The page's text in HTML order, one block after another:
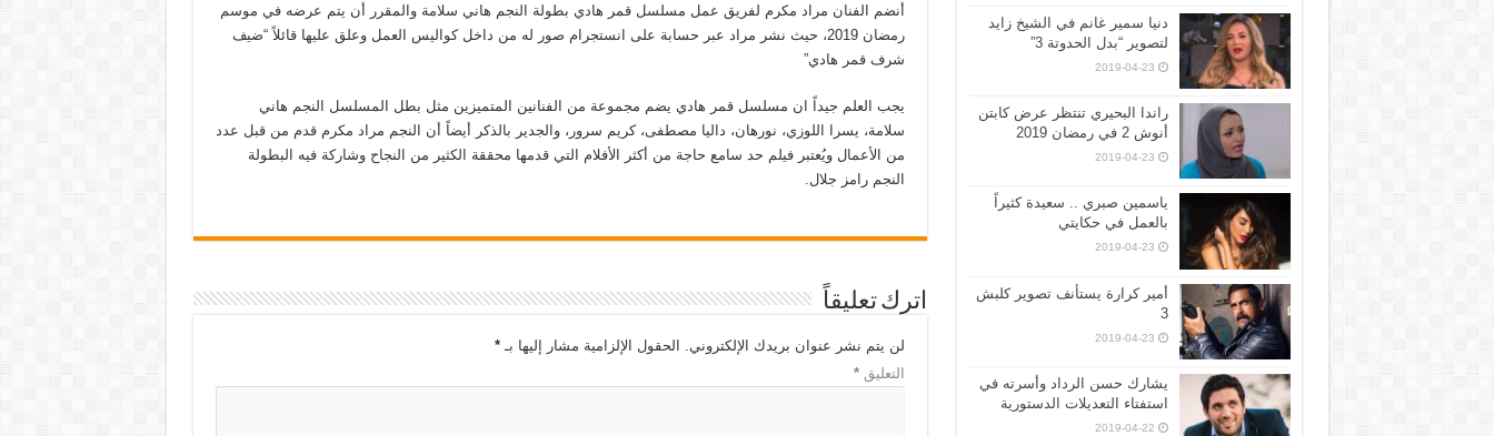
أنضم الفنان مراد مكرم لفريق عمل مسلسل قمر هادي بطولة النجم هاني سلامة والمقرر أن يتم عرضه في موسم
رمضان 2019، حيث نشر مراد عبر حسابة على انستجرام صور له من داخل كواليس العمل وعلق عليها قائلاً “ضيف
شرف قمر هادي”
يجب العلم جيداً ان مسلسل قمر هادي يضم مجموعة من الفنانين المتميزين مثل بطل المسلسل النجم هاني
سلامة، يسرا اللوزي، نورهان، داليا مصطفى، كريم سرور، والجدير بالذكر أيضاً أن النجم مراد مكرم قدم من قبل عدد
من الأعمال ويُعتبر فيلم حد سامع حاجة من أكثر الأفلام التي قدمها محققة الكثير من النجاح وشاركة فيه البطولة
النجم رامز جلال.
اترك تعليقاً
لن يتم نشر عنوان بريدك الإلكتروني. الحقول الإلزامية مشار إليها بـ*
التعليق*
دنيا سمير غانم في الشيخ زايد
لتصوير “بدل الحدوتة 3”
2019-04-23
راندا البحيري تنتظر عرض كابتن
أنوش 2 في رمضان 2019
2019-04-23
ياسمين صبري .. سعيدة كثيراً
بالعمل في حكايتي
2019-04-23
أمير كرارة يستأنف تصوير كلبش
3
2019-04-23
يشارك حسن الرداد وأسرته في
استفتاء التعديلات الدستورية
2019-04-22